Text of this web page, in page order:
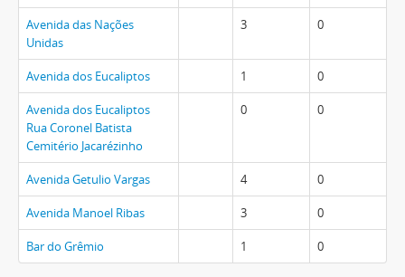
Avenida das Nações
Unidas
3 0
Avenida dos Eucaliptos 1 0
Avenida dos Eucaliptos
Rua Coronel Batista
Cemitério Jacarézinho
0 0
Avenida Getulio Vargas 4 0
Avenida Manoel Ribas 3 0
Bar do Grêmio 1 0